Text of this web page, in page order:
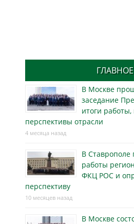
ГЛАВНОЕ
В Москве
заседание
итоги
перспективы отрасли
4 месяца назад
В Ставрополе
работы
ФКЦ РОС и
перспективу
10 месяцев назад
В Москве